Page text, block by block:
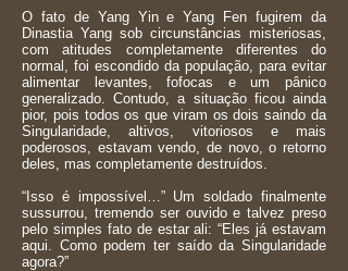
O fato de Yang Yin e Yang Fen fugirem da
Dinastia Yang sob circunstâncias misteriosas,
com atitudes completamente diferentes do
normal, foi escondido da população, para evitar
alimentar levantes, fofocas e um pânico
generalizado. Contudo, a situação ficou ainda
pior, pois todos os que viram os dois saindo da
Singularidade, altivos, vitoriosos e mais
poderosos, estavam vendo, de novo, o retorno
deles, mas completamente destruídos.
“Isso é impossível…” Um soldado finalmente
sussurrou, tremendo ser ouvido e talvez preso
pelo simples fato de estar ali: “Eles já estavam
aqui. Como podem ter saído da Singularidade
agora?”